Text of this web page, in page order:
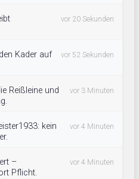
vor 20 Sekunden
Kader auf
vor 52 Sekunden
Reißleine und
vor 3 Minuten
kein
vor 4 Minuten
–
Pflicht.
vor 4 Minuten